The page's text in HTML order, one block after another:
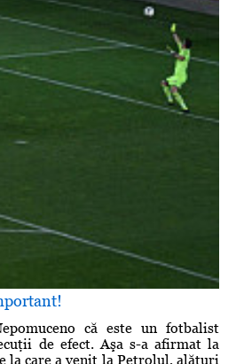
că este un fotbalist
de efect. Aşa s-a afirmat la
la care a venit la Petrolul, alături